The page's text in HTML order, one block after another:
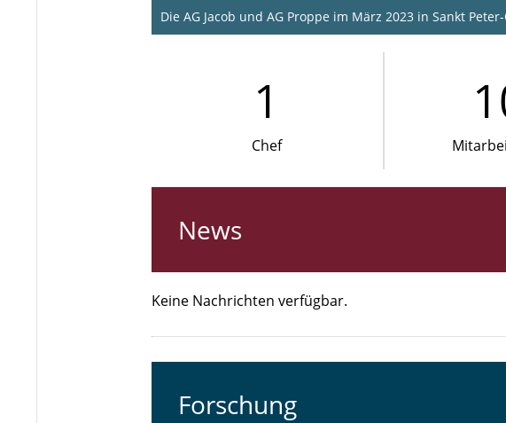
Die AG Jacob und AG Proppe im März 2023 in Sankt
1
Chef
News
Keine Nachrichten verfügbar.
Forschung